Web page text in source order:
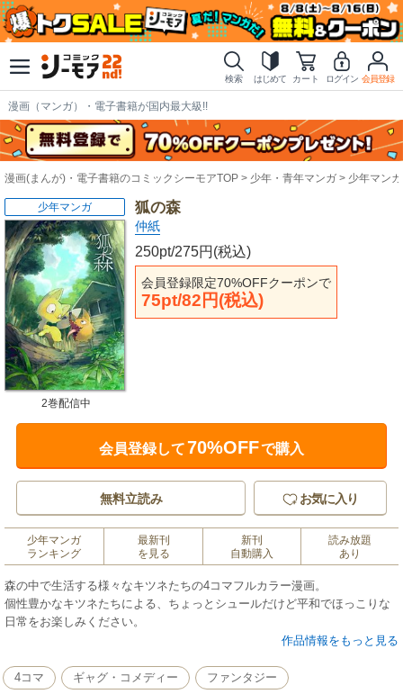
検索 はじめて カート ログイン 会員登録
漫画（マンガ）・電子書籍が国内最大級!!
漫画(まんが)・電子書籍のコミックシーモアTOP 少年・青年マンガ 少年マンガ
狐の森
仲紙
250pt/275円(税込)
会員登録限定70%OFFクーポンで
75pt/82円(税込)
少年マンガ
2巻配信中
会員登録して70%OFFで購入
無料立読み お気に入り
少年マンガ
ランキング
最新刊
を見る
新刊
自動購入
読み放題
あり
森の中で生活する様々なキツネたちの4コマフルカラー漫画。
個性豊かなキツネたちによる、ちょっとシュールだけど平和でほっこりな
日常をお楽しみください。
作品情報をもっと見る
4コマ ギャグ・コメディー ファンタジー